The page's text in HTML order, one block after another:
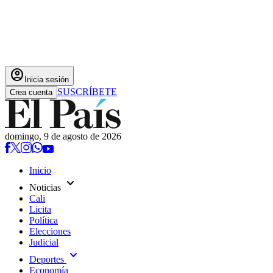
account_circle Inicia sesión
Crea cuenta SUSCRÍBETE
domingo, 9 de agosto de 2026
Inicio
Noticias expand_more
Cali
Licita
Política
Elecciones
Judicial
Deportes expand_more
Economía